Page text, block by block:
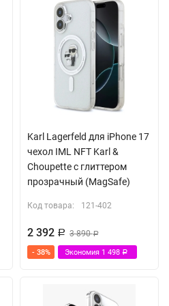
Karl Lagerfeld для iPhone 17
чехол IML NFT Karl &
Choupette с глиттером
прозрачный (MagSafe)
Код товара: 121-402
2 392 Р 3 890Р
- 38% Экономия 1 498 Р